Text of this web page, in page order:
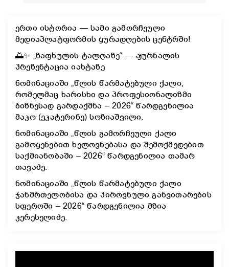
ერთი ისტორია — სამი გამორჩეული
მედიაპლატფორმის ყურადღების ცენტრში!
🌅✨ „ზაფხულის ტალღაზე“ — ჟურნალის
პრეზენტაცია იახტაზე
ნომინაციაში „წლის წარმატებული ქალი,
რომელმაც ხარისხი და პროფესიონალიზმი
ბიზნესად გარდაქმნა – 2026“ წარდგენილია
მაკო (ეკატერინე) სოზიაშვილი.
ნომინაციაში „წლის გამორჩეული ქალი
გამოყენებით ხელოვნებასა და შემოქმედებით
საქმიანობაში – 2026“ წარდგენილია თამარ
თავაძე.
ნომინაციაში „წლის წარმატებული ქალი
ჯანმრთელობისა და პიროვნული განვითარების
სფეროში – 2026“ წარდგენილია მზია
კერესელიძე.